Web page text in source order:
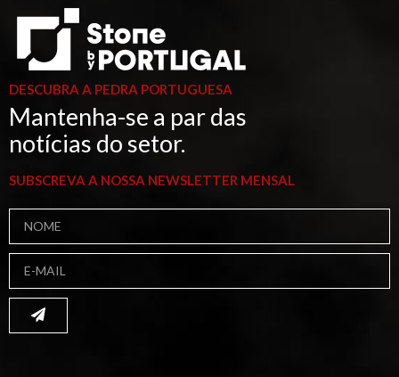
DESCUBRA A PEDRA PORTUGUESA
Mantenha-se a par das
notícias do setor.
SUBSCREVA A NOSSA NEWSLETTER MENSAL